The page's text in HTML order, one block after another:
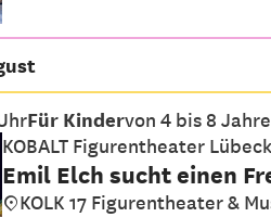
Für Kindervon 4 bis 8
KOBALT Figurentheater Lübeck
Emil Elch sucht einen
KOLK 17 Figurentheater &